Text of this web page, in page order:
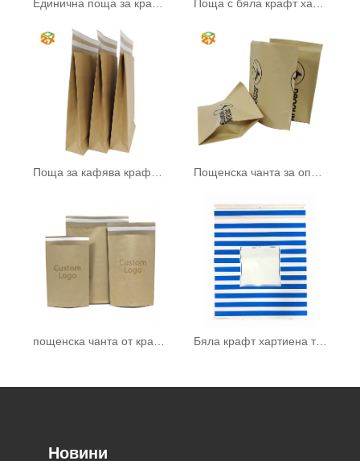
Бяла крафт хартиена торба
Новини